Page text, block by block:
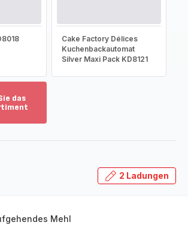
Cake Factory Délices
Kuchenbackautomat
Silver Maxi Pack KD8121
das
2 Ladungen
Mehl